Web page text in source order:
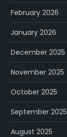
February 2026
January 2026
December 2025
November 2025
October 2025
September 2025
August 2025